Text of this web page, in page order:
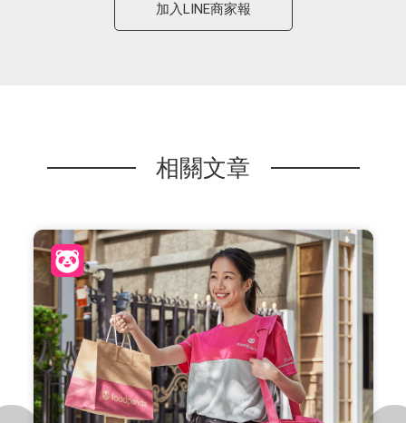
加入LINE商家報
相關文章